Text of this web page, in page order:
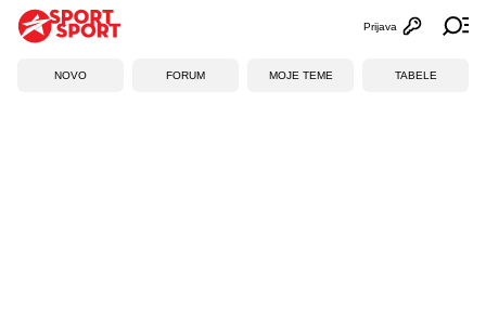
Otvori
Prijava
NOVO FORUM MOJE TEME TABELE